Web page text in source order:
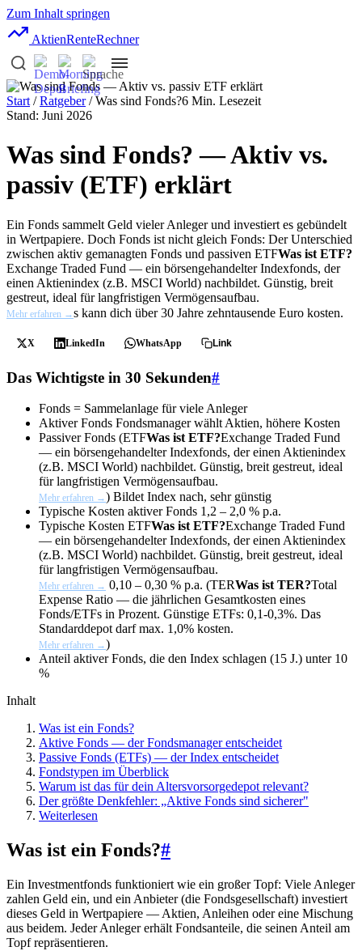
Zum Inhalt springen
AktienRenteRechner
Start /Ratgeber/ Was sind Fonds?6 Min. Lesezeit
Stand: Juni 2026
Was sind Fonds? — Aktiv vs.
passiv (ETF) erklärt
Ein Fonds sammelt Geld vieler Anleger und investiert es gebündelt
in Wertpapiere. Doch Fonds ist nicht gleich Fonds: Der Unterschied
zwischen aktiv gemanagten Fonds und passiven ETFWas ist ETF?
Exchange Traded Fund — ein börsengehandelter Indexfonds, der
einen Aktienindex (z.B. MSCI World) nachbildet. Günstig, breit
gestreut, ideal für langfristigen Vermögensaufbau.
Mehr erfahren →s kann dich über 30 Jahre zehntausende Euro kosten.
X LinkedIn WhatsApp Link
Das Wichtigste in 30 Sekunden#
Fonds = Sammelanlage für viele Anleger
Aktiver Fonds Fondsmanager wählt Aktien, höhere Kosten
Passiver Fonds (ETFWas ist ETF?Exchange Traded Fund
— ein börsengehandelter Indexfonds, der einen Aktienindex
(z.B. MSCI World) nachbildet. Günstig, breit gestreut, ideal
für langfristigen Vermögensaufbau.
Mehr erfahren →) Bildet Index nach, sehr günstig
Typische Kosten aktiver Fonds 1,2 – 2,0 % p.a.
Typische Kosten ETFWas ist ETF?Exchange Traded Fund
— ein börsengehandelter Indexfonds, der einen Aktienindex
(z.B. MSCI World) nachbildet. Günstig, breit gestreut, ideal
für langfristigen Vermögensaufbau.
Mehr erfahren → 0,10 – 0,30 % p.a. (TERWas ist TER?Total
Expense Ratio — die jährlichen Gesamtkosten eines
Fonds/ETFs in Prozent. Günstige ETFs: 0,1-0,3%. Das
Standarddepot darf max. 1,0% kosten.
Mehr erfahren →)
Anteil aktiver Fonds, die den Index schlagen (15 J.) unter 10
%
Inhalt
Was ist ein Fonds?
Aktive Fonds — der Fondsmanager entscheidet
Passive Fonds (ETFs) — der Index entscheidet
Fondstypen im Überblick
Warum ist das für dein Altersvorsorgedepot relevant?
Der größte Denkfehler: „Aktive Fonds sind sicherer"
Weiterlesen
Was ist ein Fonds?#
Ein Investmentfonds funktioniert wie ein großer Topf: Viele Anleger
zahlen Geld ein, und ein Anbieter (die Fondsgesellschaft) investiert
dieses Geld in Wertpapiere — Aktien, Anleihen oder eine Mischung
aus beidem. Jeder Anleger erhält Fondsanteile, die seinen Anteil am
Topf repräsentieren.